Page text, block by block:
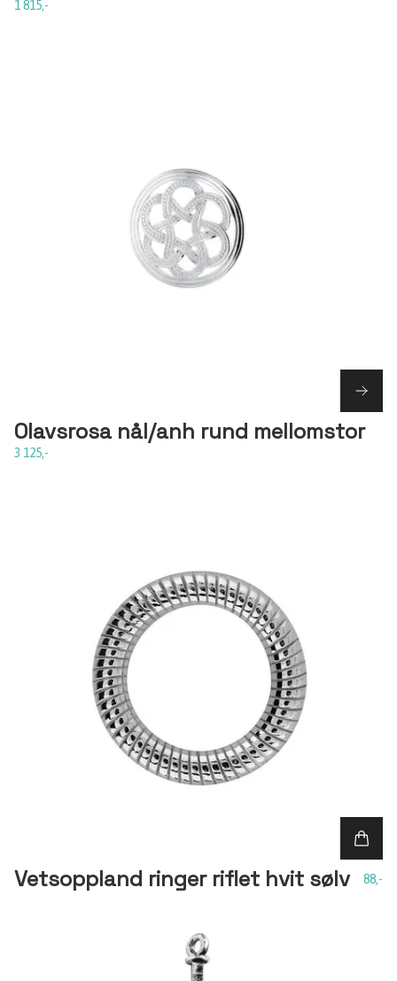
1 815,-
Olavsrosa nål/anh rund mellomstor
3 125,-
Vetsoppland ringer riflet hvit sølv 88,-